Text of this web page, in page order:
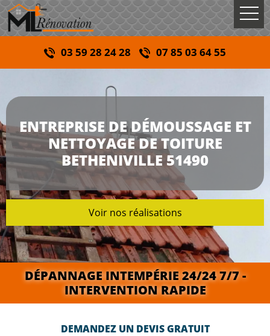
03 59 28 24 28 07 85 03 64 55
ENTREPRISE DE DÉMOUSSAGE ET
NETTOYAGE DE TOITURE
BETHENIVILLE 51490
Voir nos réalisations
DÉPANNAGE INTEMPÉRIE 24/24 7/7 -
INTERVENTION RAPIDE
DEMANDEZ UN DEVIS GRATUIT